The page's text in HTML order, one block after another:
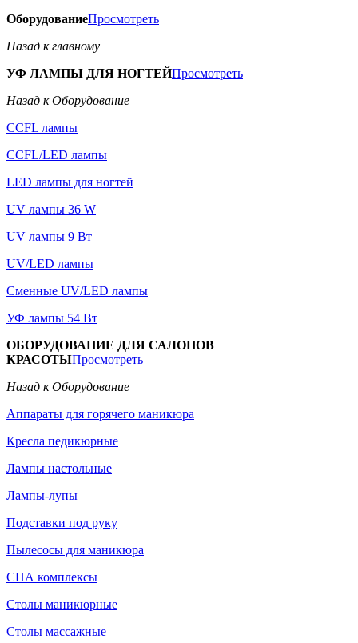
ОборудованиеПросмотреть
Назад к главному
УФ ЛАМПЫ ДЛЯ НОГТЕЙПросмотреть
Назад к Оборудование
CCFL лампы
CCFL/LED лампы
LED лампы для ногтей
UV лампы 36 W
UV лампы 9 Вт
UV/LED лампы
Сменные UV/LED лампы
УФ лампы 54 Вт
ОБОРУДОВАНИЕ ДЛЯ САЛОНОВ
КРАСОТЫПросмотреть
Назад к Оборудование
Аппараты для горячего маникюра
Кресла педикюрные
Лампы настольные
Лампы-лупы
Подставки под руку
Пылесосы для маникюра
СПА комплексы
Столы маникюрные
Столы массажные